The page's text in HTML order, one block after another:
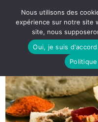
Nous utilisons des
expérience sur notre site
site, nous
Oui, je suis